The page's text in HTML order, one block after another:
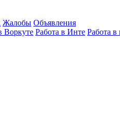
Жалобы Объявления
Воркуте Работа в Инте Работа в